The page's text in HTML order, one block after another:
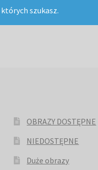
szukasz.
OBRAZY DOSTĘPNE
NIEDOSTĘPNE
Duże obrazy